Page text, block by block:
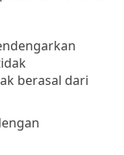
berasal dari